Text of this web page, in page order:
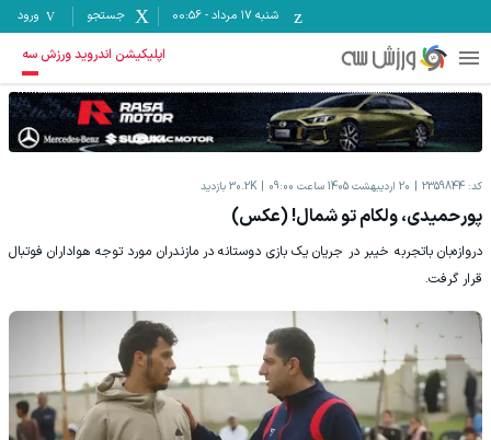
شنبه ۱۷ مرداد -
00:56 جستجو ورود
اپلیکیشن اندروید ورزش سه
کد: 2359844 20 اردیبهشت 1405 ساعت 09:00 30.2K بازدید
پورحمیدی، ولکام تو شمال! (عکس)
دروازه‌بان باتجربه خیبر در جریان یک بازی دوستانه در مازندران مورد توجه هواداران فوتبال
قرار گرفت.